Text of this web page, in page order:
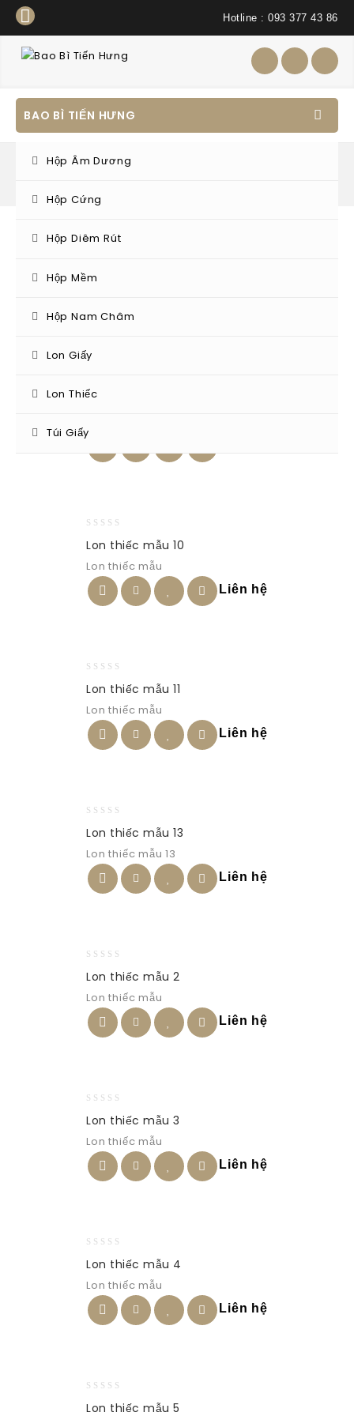
Hotline : 093 377 43 86
BAO BÌ TIẾN HƯNG
Hộp Âm Dương
Hộp Cứng
Hộp Diêm Rút
Hộp Mềm
Hộp Nam Châm
Lon Giấy
Lon Thiếc
Túi Giấy
Lon thiếc mẫu
Home/Products tagged “Lon thiếc mẫu”
0
5
Lon thiếc mẫu 1
out
of
5
Lon thiếc mẫu 10
Lon thiếc mẫu
Liên hệ
out
of
5
Lon thiếc mẫu 11
Lon thiếc mẫu
Liên hệ
out
of
5
Lon thiếc mẫu 13
Lon thiếc mẫu 13
Liên hệ
out
of
5
Lon thiếc mẫu 2
Lon thiếc mẫu
Liên hệ
out
of
5
Lon thiếc mẫu 3
Lon thiếc mẫu
Liên hệ
out
of
5
Lon thiếc mẫu 4
Lon thiếc mẫu
Liên hệ
out
Lon thiếc mẫu 5